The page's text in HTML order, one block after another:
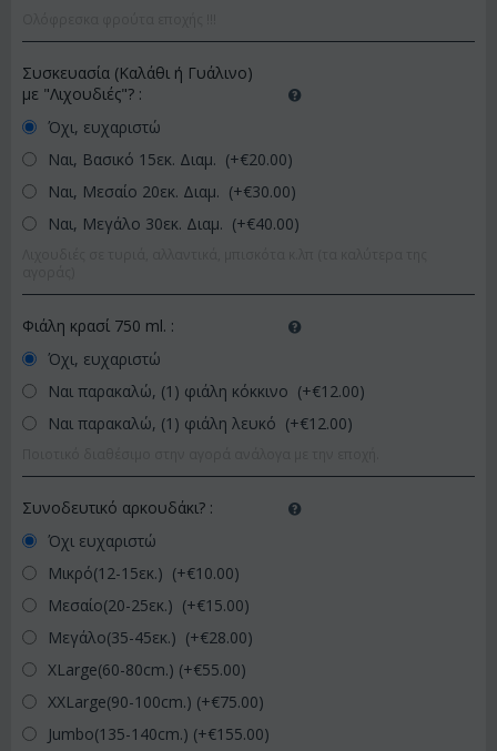
Συσκευασία (Καλάθι ή Γυάλινο)
με "Λιχουδιές"? :
Όχι, ευχαριστώ
Ναι, Βασικό 15εκ. Διαμ. (+€20.00)
Ναι, Μεσαίο 20εκ. Διαμ. (+€30.00)
Ναι, Μεγάλο 30εκ. Διαμ. (+€40.00)
Φιάλη κρασί 750 ml. :
Όχι, ευχαριστώ
Ναι παρακαλώ, (1) φιάλη κόκκινο (+€12.00)
Ναι παρακαλώ, (1) φιάλη λευκό (+€12.00)
Συνοδευτικό αρκουδάκι? :
Όχι ευχαριστώ
Μικρό(12-15εκ.) (+€10.00)
Μεσαίο(20-25εκ.) (+€15.00)
Μεγάλο(35-45εκ.) (+€28.00)
XLarge(60-80cm.) (+€55.00)
XXLarge(90-100cm.) (+€75.00)
Jumbo(135-140cm.) (+€155.00)